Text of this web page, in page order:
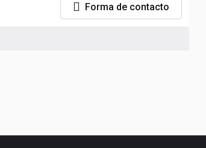
Forma de contacto